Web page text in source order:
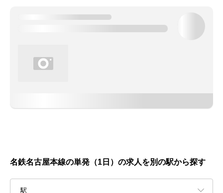
名鉄名古屋本線の単発（1日）の求人を別の駅から探す
駅